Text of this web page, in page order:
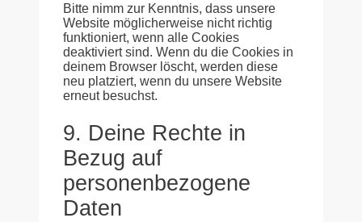
Bitte nimm zur Kenntnis, dass unsere
Website möglicherweise nicht richtig
funktioniert, wenn alle Cookies
deaktiviert sind. Wenn du die Cookies in
deinem Browser löscht, werden diese
neu platziert, wenn du unsere Website
erneut besuchst.
9. Deine Rechte in
Bezug auf
personenbezogene
Daten